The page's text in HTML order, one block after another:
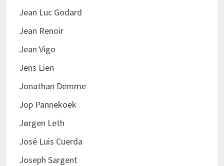
Jean Luc Godard
Jean Renoir
Jean Vigo
Jens Lien
Jonathan Demme
Jop Pannekoek
Jørgen Leth
José Luis Cuerda
Joseph Sargent